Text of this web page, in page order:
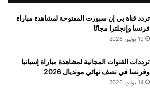
تردد قناة بي إن سبورت المفتوحة لمشاهدة مباراة
فرنسا وإنجلترا مجانًا
19 يوليو، 2026
ترددات القنوات المجانية لمشاهدة مباراة إسبانيا
وفرنسا في نصف نهائي مونديال 2026
14 يوليو، 2026